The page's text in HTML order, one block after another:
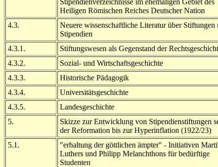
Stipendienverzeichnisse im ehemaligen Gebiet des
Heiligen Römischen Reiches Deutscher Nation
4.3.
Neuere wissenschaftliche Literatur über Stiftungen
Stipendien
4.3.1.
Stiftungswesen als Gegenstand der
4.3.2.
Sozial- und Wirtschaftsgeschichte
4.3.3.
Historische Pädagogik
4.3.4.
Universitätsgeschichte
4.3.5.
Landesgeschichte
5.
Skizze zur Entwicklung von Stipendienstiftungen
der Reformation bis zur Hyperinflation (1922/23)
5.1.
"erhaltung der göttlichen ämpter" - Initiativen
Luthers und Philipp Melanchthons für bedürftige
Studenten